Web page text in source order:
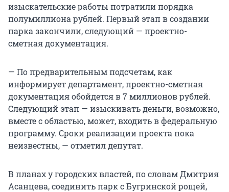
изыскательские работы потратили порядка
полумиллиона рублей. Первый этап в создании
парка закончили, следующий — проектно-
сметная документация.
— По предварительным подсчетам, как
информирует департамент, проектно-сметная
документация обойдется в 7 миллионов рублей.
Следующий этап — изыскивать деньги, возможно,
вместе с областью, может, входить в федеральную
программу. Сроки реализации проекта пока
неизвестны, — отметил депутат.
В планах у городских властей, по словам Дмитрия
Асанцева, соединить парк с Бугринской рощей,